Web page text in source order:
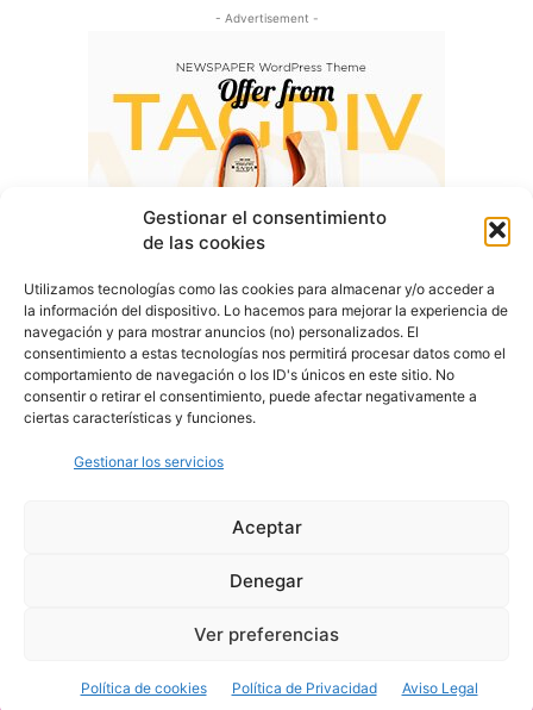
Gestionar el consentimiento
de las cookies
Utilizamos tecnologías como las cookies para almacenar y/o acceder a
la información del dispositivo. Lo hacemos para mejorar la experiencia de
navegación y para mostrar anuncios (no) personalizados. El
consentimiento a estas tecnologías nos permitirá procesar datos como el
comportamiento de navegación o los ID's únicos en este sitio. No
consentir o retirar el consentimiento, puede afectar negativamente a
ciertas características y funciones.
Gestionar los servicios
Aceptar
Denegar
Ver preferencias
Política de cookies Política de Privacidad Aviso Legal
- Advertisement -